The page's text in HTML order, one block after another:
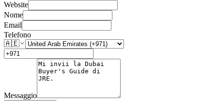
Website
Nome
Email
Telefono
🇦🇪
Messaggio